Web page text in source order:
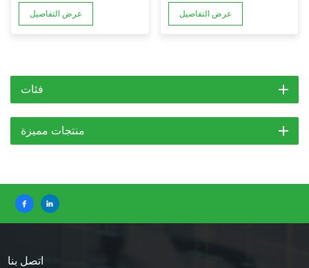
عرض التفاصيل عرض التفاصيل
فئات
منتجات مميزة
اتصل بنا